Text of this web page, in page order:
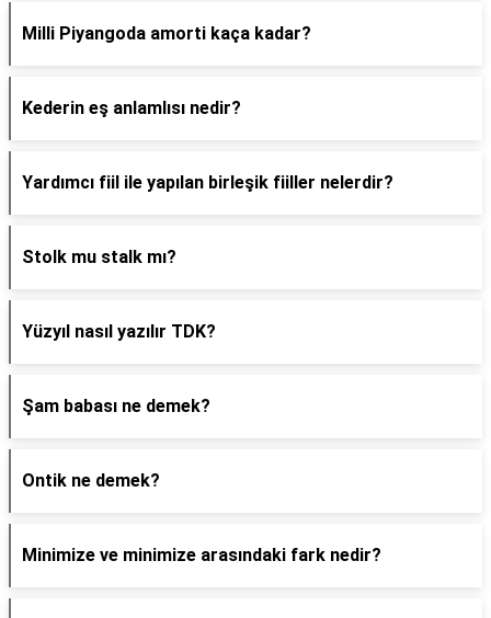
Milli Piyangoda amorti kaça kadar?
Kederin eş anlamlısı nedir?
Yardımcı fiil ile yapılan birleşik fiiller nelerdir?
Stolk mu stalk mı?
Yüzyıl nasıl yazılır TDK?
Şam babası ne demek?
Ontik ne demek?
Minimize ve minimize arasındaki fark nedir?